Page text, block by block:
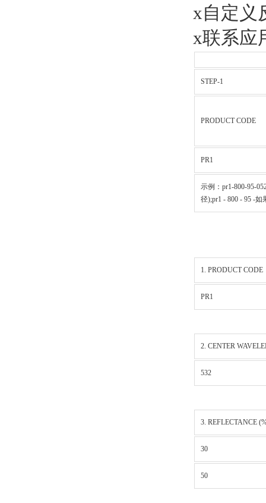
x自定义
x联系应
STEP-1
PRODUCT CODE
PR1
示例：pr1-800-95-
径);pr1 - 800 - 95 -如
1. PRODUCT CODE
PR1
2. CENTER
532
3. REFLECTANCE
30
50